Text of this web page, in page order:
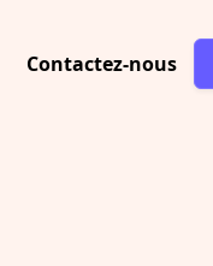
Contactez-nous